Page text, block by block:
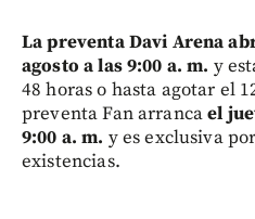
La preventa Davi Arena
agosto a las 9:00 a. m. y
48 horas o hasta agotar el
preventa Fan arrancael
9:00 a. m. y es exclusiva
existencias.